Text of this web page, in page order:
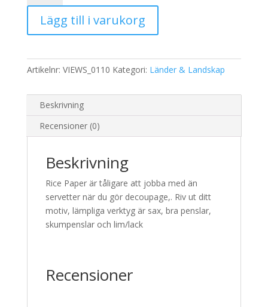
A3
32x45cm
mängd
Lägg till i varukorg
Artikelnr: VIEWS_0110 Kategori: Länder & Landskap
Beskrivning
Recensioner (0)
Beskrivning
Rice Paper är tåligare att jobba med än
servetter när du gör decoupage,. Riv ut ditt
motiv, lämpliga verktyg är sax, bra penslar,
skumpenslar och lim/lack
Recensioner